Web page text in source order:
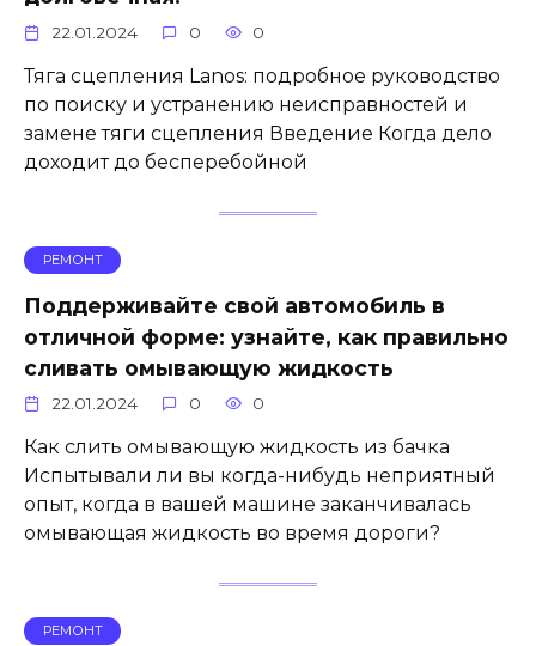
22.01.2024 0 0
Тяга сцепления Lanos: подробное руководство
по поиску и устранению неисправностей и
замене тяги сцепления Введение Когда дело
доходит до бесперебойной
РЕМОНТ
Поддерживайте свой автомобиль в
отличной форме: узнайте, как правильно
сливать омывающую жидкость
22.01.2024 0 0
Как слить омывающую жидкость из бачка
Испытывали ли вы когда-нибудь неприятный
опыт, когда в вашей машине заканчивалась
омывающая жидкость во время дороги?
РЕМОНТ